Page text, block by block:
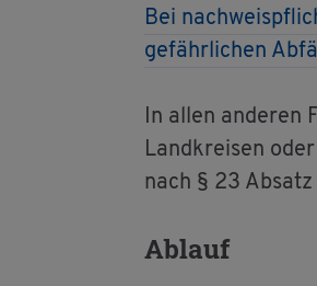
Bei
ge­fähr­li­chen
In allen an­de­ren
Land­krei­sen
nach § 23
Ab­lauf